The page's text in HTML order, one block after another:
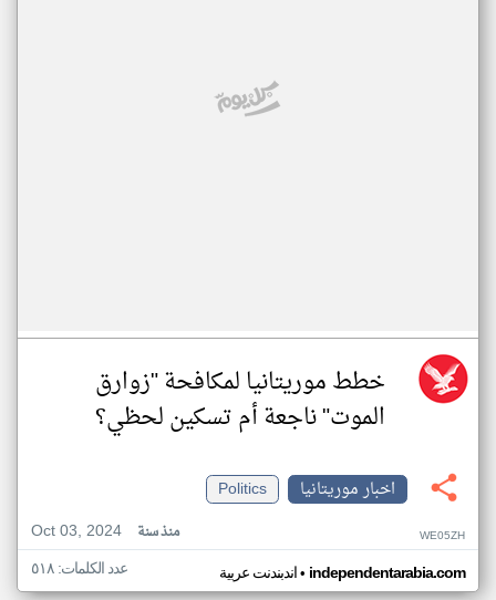
خطط موريتانيا لمكافحة "زوارق
الموت" ناجعة أم تسكين لحظي؟
اخبار موريتانيا
Politics
Oct 03, 2024
منذ سنة WE05ZH
اندبندنت عربية• independentarabia.com عدد الكلمات: ٥١٨